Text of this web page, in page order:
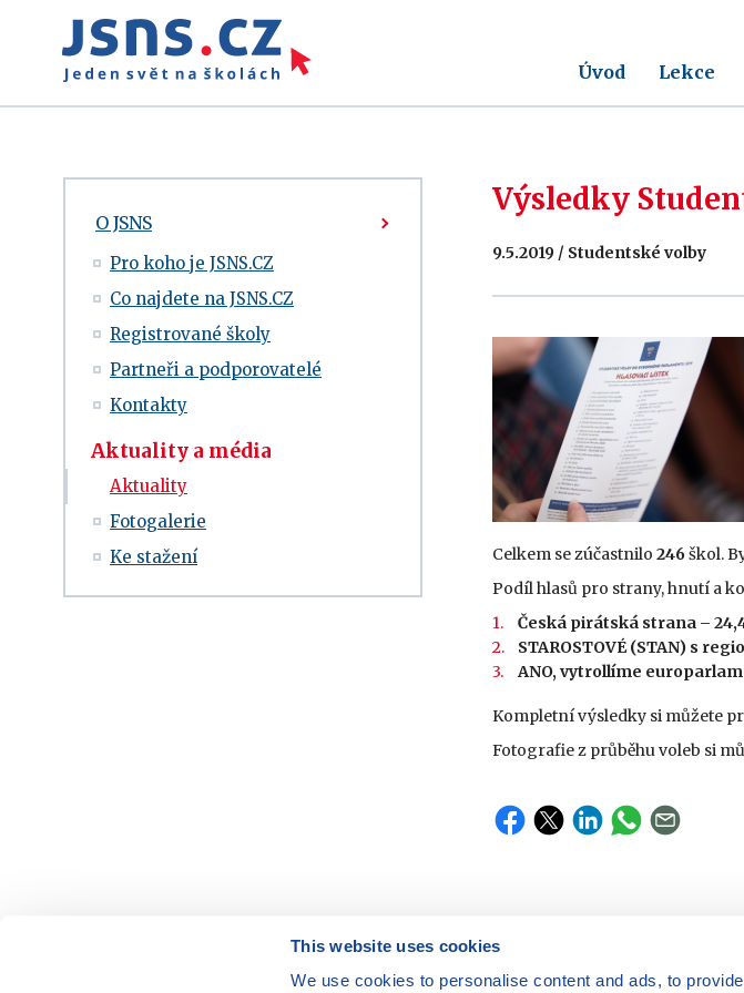
This website uses cookies
We use cookies to personalise content and ads, to
Úvod Lekce
O JSNS
Pro koho je JSNS.CZ
Co najdete na JSNS.CZ
Registrované školy
Partneři a podporovatelé
Kontakty
Aktuality a média
Aktuality
Fotogalerie
Ke stažení
Výsledky
9.5.2019 / Studentské volby
Celkem se zúčastnilo 246škol.
Podíl hlasů pro strany, hnutí a
Česká pirátská strana –
STAROSTOVÉ (STAN) s
ANO, vytrollíme
Kompletní výsledky si můžete
Fotografie z průběhu voleb si